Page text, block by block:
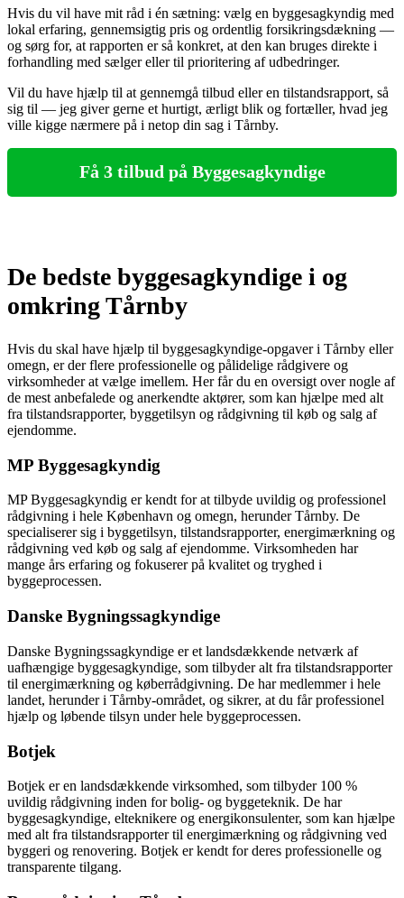
Hvis du vil have mit råd i én sætning: vælg en byggesagkyndig med
lokal erfaring, gennemsigtig pris og ordentlig forsikringsdækning —
og sørg for, at rapporten er så konkret, at den kan bruges direkte i
forhandling med sælger eller til prioritering af udbedringer.
Vil du have hjælp til at gennemgå tilbud eller en tilstandsrapport, så
sig til — jeg giver gerne et hurtigt, ærligt blik og fortæller, hvad jeg
ville kigge nærmere på i netop din sag i Tårnby.
Få 3 tilbud på Byggesagkyndige
De bedste byggesagkyndige i og
omkring Tårnby
Hvis du skal have hjælp til byggesagkyndige-opgaver i Tårnby eller
omegn, er der flere professionelle og pålidelige rådgivere og
virksomheder at vælge imellem. Her får du en oversigt over nogle af
de mest anbefalede og anerkendte aktører, som kan hjælpe med alt
fra tilstandsrapporter, byggetilsyn og rådgivning til køb og salg af
ejendomme.
MP Byggesagkyndig
MP Byggesagkyndig er kendt for at tilbyde uvildig og professionel
rådgivning i hele København og omegn, herunder Tårnby. De
specialiserer sig i byggetilsyn, tilstandsrapporter, energimærkning og
rådgivning ved køb og salg af ejendomme. Virksomheden har
mange års erfaring og fokuserer på kvalitet og tryghed i
byggeprocessen.
Danske Bygningssagkyndige
Danske Bygningssagkyndige er et landsdækkende netværk af
uafhængige byggesagkyndige, som tilbyder alt fra tilstandsrapporter
til energimærkning og køberrådgivning. De har medlemmer i hele
landet, herunder i Tårnby-området, og sikrer, at du får professionel
hjælp og løbende tilsyn under hele byggeprocessen.
Botjek
Botjek er en landsdækkende virksomhed, som tilbyder 100 %
uvildig rådgivning inden for bolig- og byggeteknik. De har
byggesagkyndige, elteknikere og energikonsulenter, som kan hjælpe
med alt fra tilstandsrapporter til energimærkning og rådgivning ved
byggeri og renovering. Botjek er kendt for deres professionelle og
transparente tilgang.